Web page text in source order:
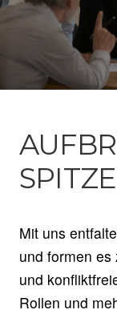
Mit uns
und formen
und
Rollen und